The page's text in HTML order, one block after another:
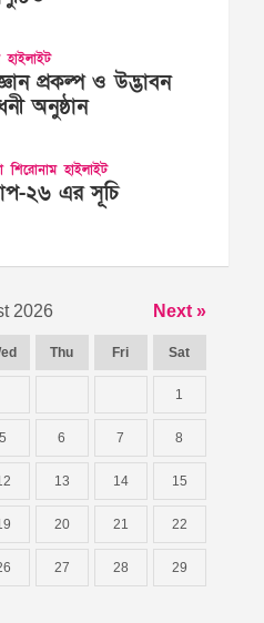
হাইলাইট
প্রকল্প ও উদ্ভাবন
অনুষ্ঠান
শিরোনাম হাইলাইট
২৬ এর সূচি
2026 Next »
Thu Fri Sat
1
5 6 7 8
13 14 15
20 21 22
27 28 29